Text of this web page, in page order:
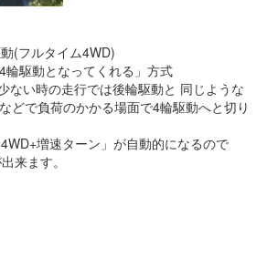
(フルタイム4WD)
輪駆動となってくれる」方式
ない時の走行では後輪駆動と 同じような
どで負荷のかかる場面で4輪駆動へと切り
増速ターン」が自動的になるので
来ます。